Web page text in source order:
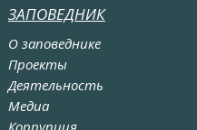
ЗАПОВЕДНИК
О заповеднике
Проекты
Деятельность
Медиа